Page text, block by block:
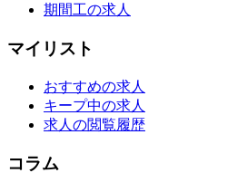
期間工の求人
マイリスト
おすすめの求人
キープ中の求人
求人の閲覧履歴
コラム